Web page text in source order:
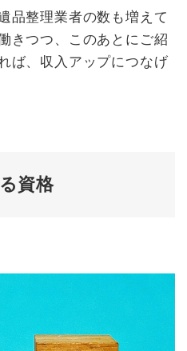
品整理業者の数も増えて
きつつ、このあとにご紹
ば、収入アップにつなげ
資格